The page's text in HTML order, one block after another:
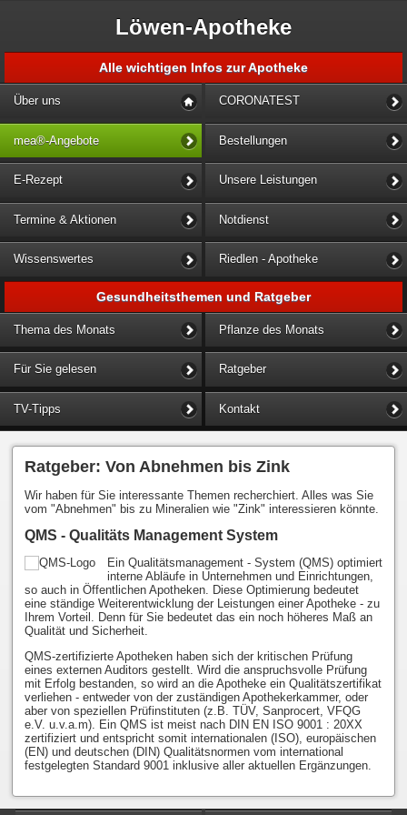
Löwen-Apotheke
Alle wichtigen Infos zur Apotheke
Über uns CORONATEST
mea®-Angebote Bestellungen
E-Rezept Unsere Leistungen
Termine & Aktionen Notdienst
Wissenswertes Riedlen - Apotheke
Gesundheitsthemen und Ratgeber
Thema des Monats Pflanze des Monats
Für Sie gelesen Ratgeber
TV-Tipps Kontakt
Ratgeber: Von Abnehmen bis Zink
Wir haben für Sie interessante Themen recherchiert. Alles was Sie
vom "Abnehmen" bis zu Mineralien wie "Zink" interessieren könnte.
QMS - Qualitäts Management System
Ein Qualitätsmanagement - System (QMS) optimiert
interne Abläufe in Unternehmen und Einrichtungen,
so auch in Öffentlichen Apotheken. Diese Optimierung bedeutet
eine ständige Weiterentwicklung der Leistungen einer Apotheke - zu
Ihrem Vorteil. Denn für Sie bedeutet das ein noch höheres Maß an
Qualität und Sicherheit.
QMS-zertifizierte Apotheken haben sich der kritischen Prüfung
eines externen Auditors gestellt. Wird die anspruchsvolle Prüfung
mit Erfolg bestanden, so wird an die Apotheke ein Qualitätszertifikat
verliehen - entweder von der zuständigen Apothekerkammer, oder
aber von speziellen Prüfinstituten (z.B. TÜV, Sanprocert, VFQG
e.V. u.v.a.m). Ein QMS ist meist nach DIN EN ISO 9001 : 20XX
zertifiziert und entspricht somit internationalen (ISO), europäischen
(EN) und deutschen (DIN) Qualitätsnormen vom international
festgelegten Standard 9001 inklusive aller aktuellen Ergänzungen.